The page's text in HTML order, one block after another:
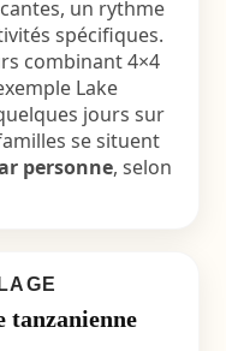
un rythme
spécifiques.
combinant 4×4
Lake
jours sur
se situent
personne, selon
tanzanienne